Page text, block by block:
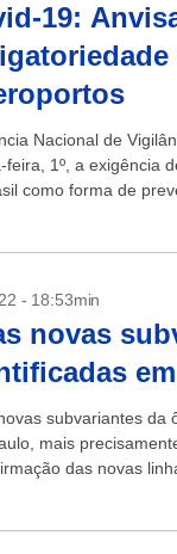
19:
Nacional de
feira, 1º, a exigência
como forma de
- 18:53min
novas
subvariantes da
mais
das novas